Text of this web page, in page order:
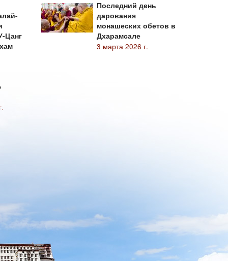
Цанг
Последний день
дарования
монашеских обетов в
Дхарамсале
3 марта 2026 г.